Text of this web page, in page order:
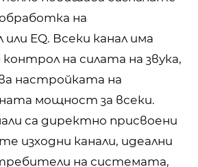
на
EQ. Всеки канал има
на силата на звука,
настройката на
мощност за всеки.
са директно присвоени
изходни канали, идеални
на системата,